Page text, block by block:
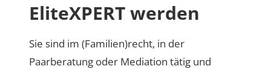
EliteXPERT werden
Sie sind im (Familien)recht, in der
Paarberatung oder Mediation tätig und